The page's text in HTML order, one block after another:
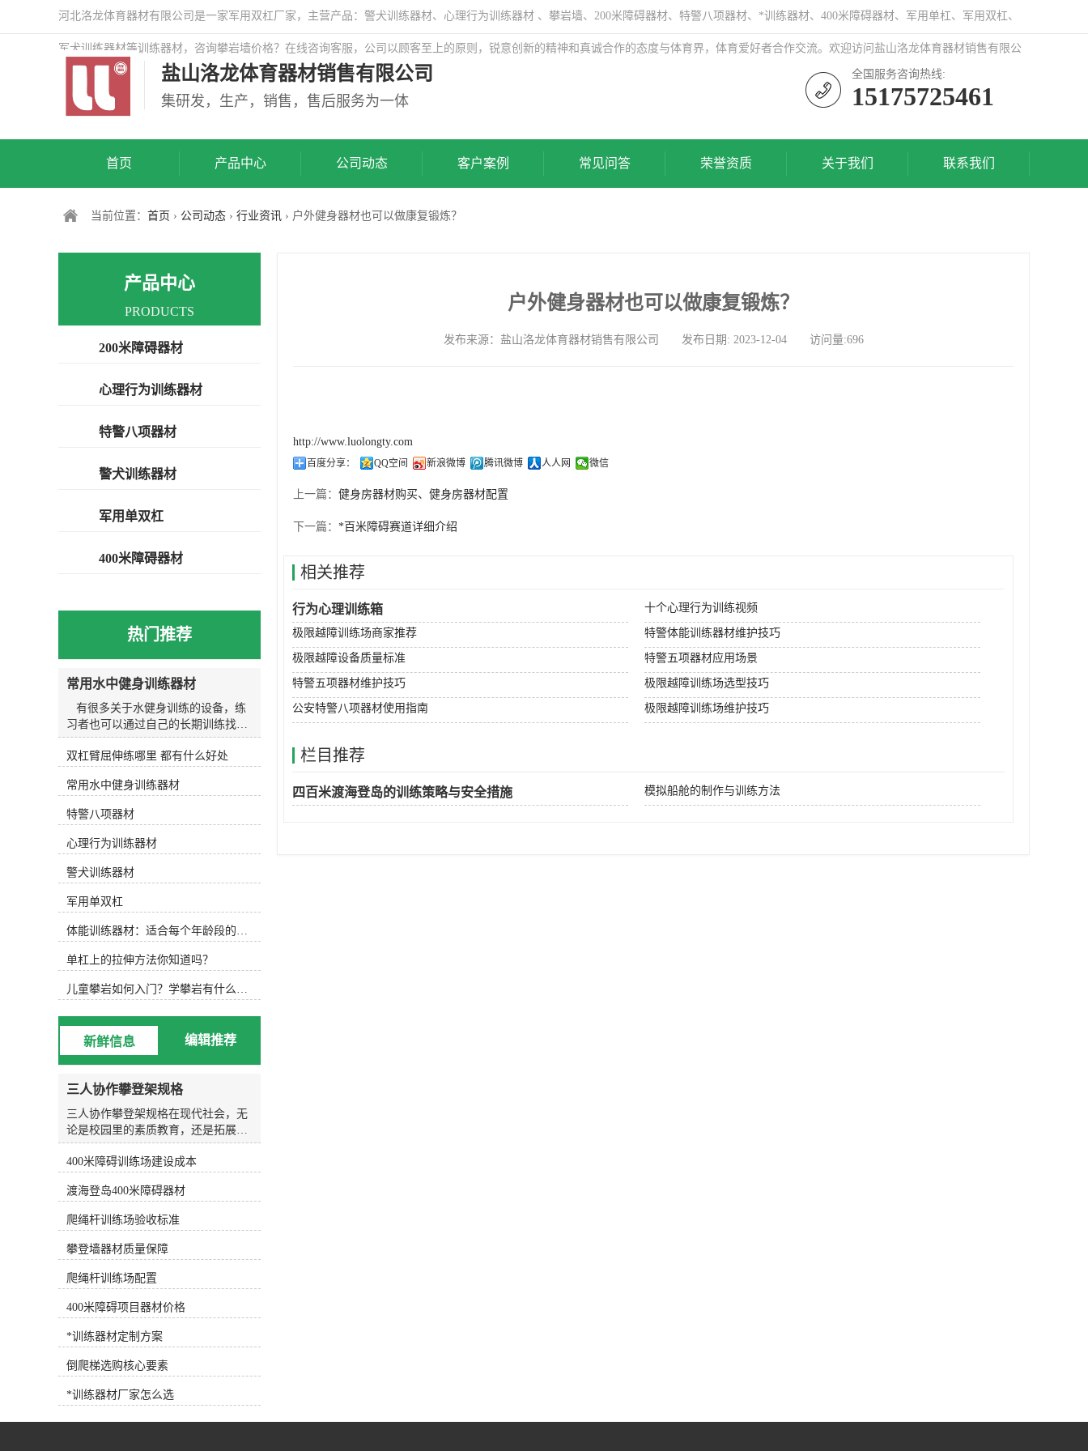
河北洛龙体育器材有限公司是一家军用双杠厂家，主营产品：警犬训练器材、心理行为训练器材 、攀岩墙、200米障碍器材、特警八项器材、*训练器材、400米障碍器材、军用单杠、军用双杠、
军犬训练器材等训练器材，咨询攀岩墙价格？在线咨询客服，公司以顾客至上的原则，锐意创新的精神和真诚合作的态度与体育界，体育爱好者合作交流。欢迎访问盐山洛龙体育器材销售有限公
盐山洛龙体育器材销售有限公司
集研发，生产，销售，售后服务为一体
全国服务咨询热线:
15175725461
首页 产品中心 公司动态 客户案例 常见问答 荣誉资质 关于我们 联系我们
当前位置： 首页 › 公司动态 › 行业资讯 › 户外健身器材也可以做康复锻炼？
户外健身器材也可以做康复锻炼？
发布来源：盐山洛龙体育器材销售有限公司 发布日期: 2023-12-04 访问量:696
http://www.luolongty.com
百度分享： QQ空间 新浪微博 腾讯微博 人人网 微信
上一篇： 健身房器材购买、健身房器材配置
下一篇： *百米障碍赛道详细介绍
相关推荐
行为心理训练箱 十个心理行为训练视频
极限越障训练场商家推荐 特警体能训练器材维护技巧
极限越障设备质量标准 特警五项器材应用场景
特警五项器材维护技巧 极限越障训练场选型技巧
公安特警八项器材使用指南 极限越障训练场维护技巧
栏目推荐
四百米渡海登岛的训练策略与安全措施 模拟船舱的制作与训练方法
产品中心
PRODUCTS
200米障碍器材
心理行为训练器材
特警八项器材
警犬训练器材
军用单双杠
400米障碍器材
热门推荐
常用水中健身训练器材
有很多关于水健身训练的设备，练
习者也可以通过自己的长期训练找到
和发明适合自己的水训练设备。今天
主要介绍以下设备，可根据实际水训
滑鞋 游泳池底部很滑，可以穿防滑
鞋，防止动作变形，稳定完成所需动
作。2.水阻手套水阻手套 徒手运动
后，可选择抗组设备，增加运动难
度，通过阻力手套增加划水面积，练
习水中手臂运动。3.水中健身棒水中
浮力健身棒 水中的健身棒不仅可以
为练习者提供浮力，还可以通过浮力
提供抗组训练，增加练习难度，非常
实用。此外，健身棒具有很强的可塑
性，可以增加练习兴趣，摆出各种创
意造型。4.水中健身哑铃浮力哑铃
类似于水中健身棒，水中健身哑铃也
能为练习者提供浮力和阻力，用哑铃
进行的水中搏击强度很大！5.阻力葵
花阻力葵花向日葵鞋套的阻力 向日
葵可以手持或穿在脚上，以增加水的
面积和水的阻力。6.打水板打水板
水板是游泳场较常见、较方便的设
备，随处可见，也可用作抗阻训练设
备。7.浮力腰带深水浮力腰带 将浮
力带系在腰部，可为人体提供巨大的
浮力，使练习者在水中轻松完成训练
练习者各自的健身目标需求，可以选
择和使用健身器材，事半功倍！
双杠臂屈伸练哪里 都有什么好处
常用水中健身训练器材
特警八项器材
心理行为训练器材
警犬训练器材
军用单双杠
体能训练器材：适合每个年龄段的训练
单杠上的拉伸方法你知道吗？
儿童攀岩如何入门？学攀岩有什么好处？带娃攀岩两年的全面经验分享
新鲜信息 编辑推荐
三人协作攀登架规格
三人协作攀登架规格在现代社会，无
论是校园里的素质教育，还是拓展训
练基地的团队建设，人们对于体育器
材的需求早已不再局限于简单的单人
新以及企业团建活动的多元化，能够
锻炼参与者协作能力、身体协调性以
及心理素质的综合型器材逐渐成为市
场的新宠。其中，三人协作攀登架凭
借其独特的设计理念和较高的趣味
性，正受到越来越多客户的青睐。作
为一家集研发、生产、销售与售后服
务于一体的专业体育器材企业，河北
业一线，深切体会到不同用户群体对
于器材功能性与安全性的双重诉求。
公司推出的三人协作攀登架，正是顺
应这一市场趋势，结合多年的生产经
验与人体工学原理，精心打造的一款
团队协作型训练设备。这款产品不仅
400米障碍训练场建设成本
渡海登岛400米障碍器材
爬绳杆训练场验收标准
攀登墙器材质量保障
爬绳杆训练场配置
400米障碍项目器材价格
*训练器材定制方案
倒爬梯选购核心要素
*训练器材厂家怎么选